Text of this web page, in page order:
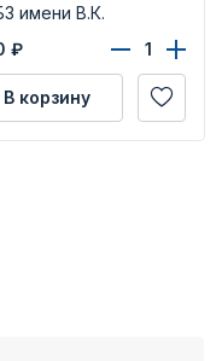
имени В.К.
₽
В корзину